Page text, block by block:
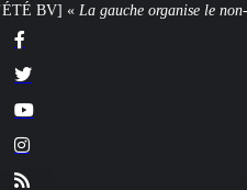
droit» [VOTRE AVIS] Yaël